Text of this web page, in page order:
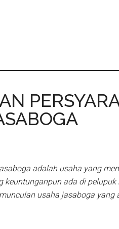
adalah usaha yang
keuntunganpun ada di
usaha jasaboga yang